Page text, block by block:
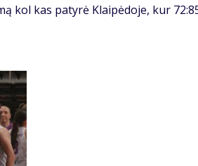
kol kas patyrė Klaipėdoje, kur